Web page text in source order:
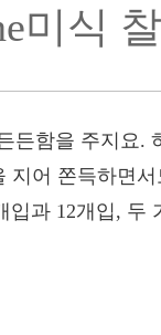
미식
든함을 주지요.
어 쫀득하면
과 12개입,